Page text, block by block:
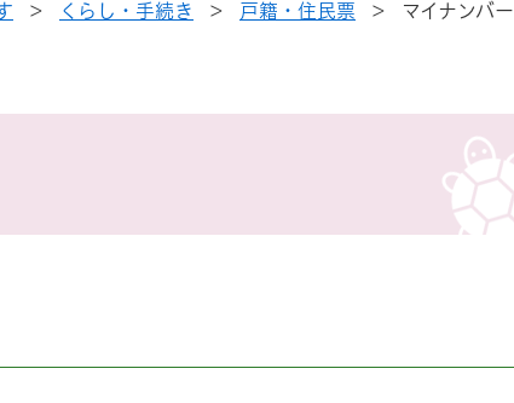
> くらし・手続き > 戸籍・住民票 > マイナンバー